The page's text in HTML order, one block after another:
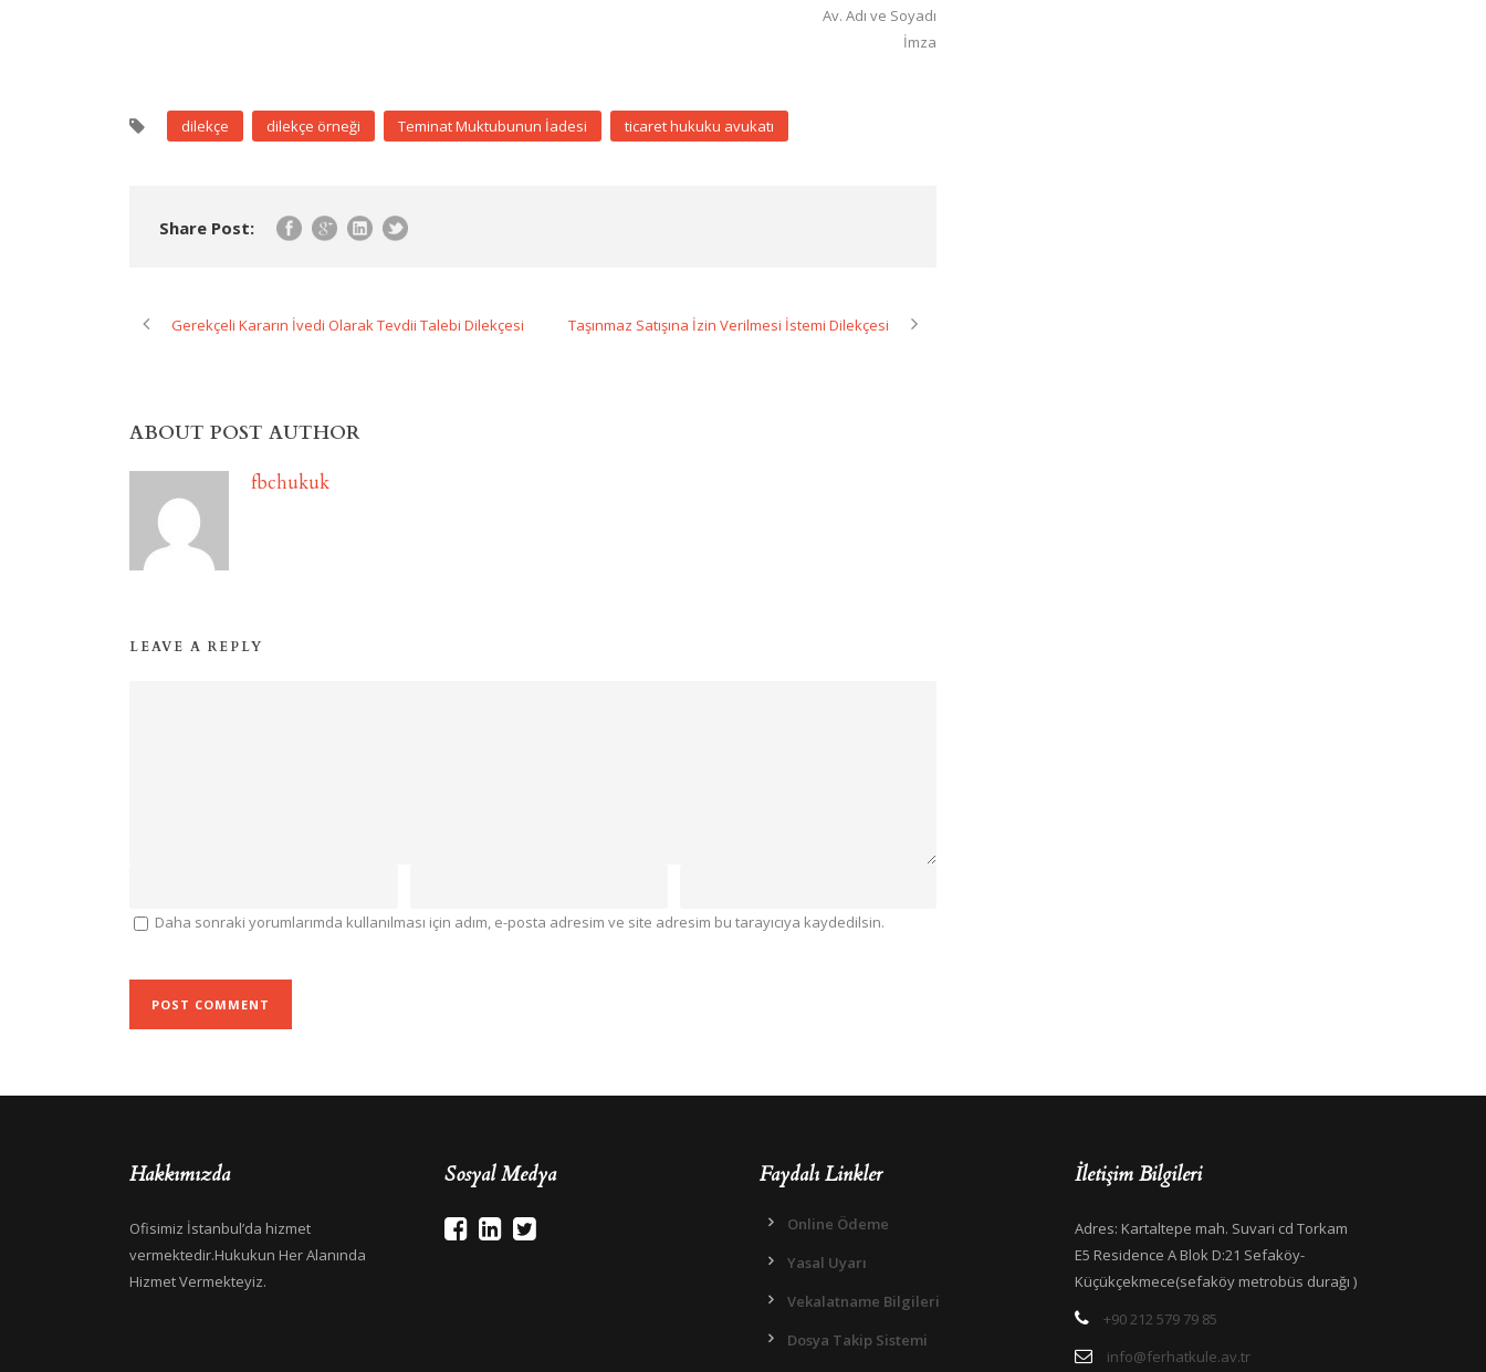
Av. Adı ve Soyadı
İmza
dilekçe dilekçe örneği Teminat Muktubunun İadesi ticaret hukuku avukatı
Share Post:
Gerekçeli Kararın İvedi Olarak Tevdii Talebi Dilekçesi Taşınmaz Satışına İzin Verilmesi İstemi Dilekçesi
ABOUT POST AUTHOR
fbchukuk
LEAVE A REPLY
Daha sonraki yorumlarımda kullanılması için adım, e-posta adresim ve site adresim bu tarayıcıya kaydedilsin.
Hakkımızda
Ofisimiz İstanbul’da hizmet
vermektedir.Hukukun Her Alanında
Hizmet Vermekteyiz.
Sosyal Medya Faydalı Linkler
Online Ödeme
Yasal Uyarı
Vekalatname Bilgileri
Dosya Takip Sistemi
İletişim Bilgileri
Adres: Kartaltepe mah. Suvari cd Torkam
E5 Residence A Blok D:21 Sefaköy-
Küçükçekmece(sefaköy metrobüs durağı )
+90 212 579 79 85
info@ferhatkule.av.tr